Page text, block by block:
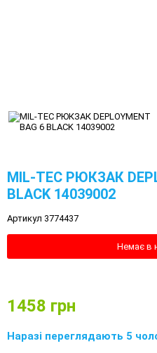
MIL-TEC РЮКЗАК
BLACK 14039002
Артикул 3774437
Немає в
1458 грн
Наразі переглядають 5